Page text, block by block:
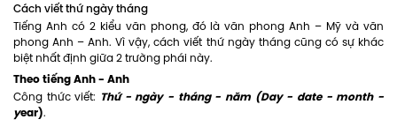
Cách viết thứ ngày tháng
Tiếng Anh có 2 kiểu văn phong, đó là văn phong Anh – Mỹ và văn
phong Anh – Anh. Vì vậy, cách viết thứ ngày tháng cũng có sự khác
biệt nhất định giữa 2 trường phái này.
Theo tiếng Anh - Anh
Công thức viết: Thứ - ngày - tháng - năm (Day - date - month -
year).